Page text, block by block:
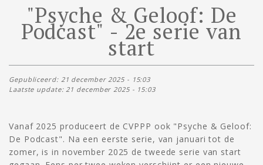
"Psyche & Geloof: De
Podcast" - 2e serie van
start
Gepubliceerd: 21 december 2025 - 15:03
Laatste update: 21 december 2025 - 15:03
Vanaf 2025 produceert de CVPPP ook "Psyche & Geloof:
De Podcast". Na een eerste serie, van januari tot de
zomer, is in november 2025 de tweede serie van start